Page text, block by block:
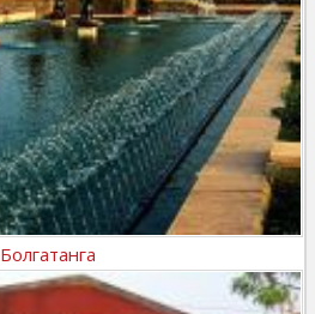
Болгатанга